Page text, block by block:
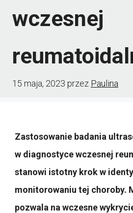
wczesnej
15 maja, 2023 przez Paulina
Zastosowanie badania
w diagnostyce wczesnej
stanowi istotny krok w
monitorowaniu tej choroby.
pozwala na wczesne